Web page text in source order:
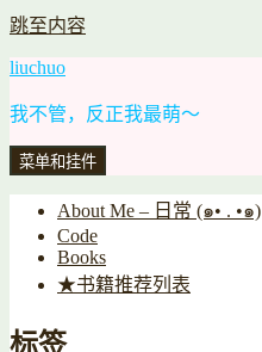
跳至内容
liuchuo
我不管，反正我最萌～
菜单和挂件
About Me – 日常 (๑• . •๑)
Code
Books
★书籍推荐列表
标签